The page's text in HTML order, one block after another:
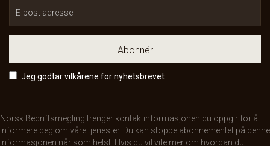
Abonnér
Jeg godtar vilkårene for nyhetsbrevet
Norsk Bedriftsmegling trenger kontaktinformasjonen du oppgir for å
informere deg om våre tjenester. Du kan stoppe abonnementet på denne
informasjonen når som helst. Hvis du vil vite mer om hvordan du